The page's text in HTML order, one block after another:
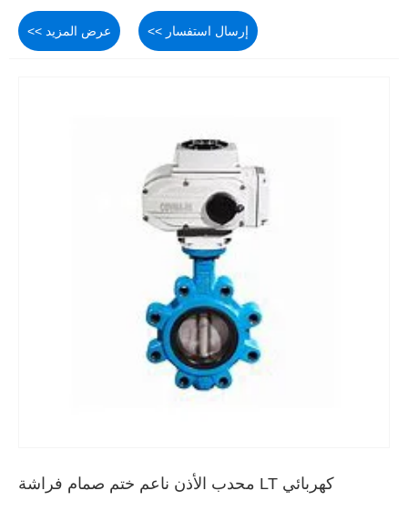
عرض المزيد >> إرسال استفسار >>
كهربائي LT محدب الأذن ناعم ختم صمام فراشة